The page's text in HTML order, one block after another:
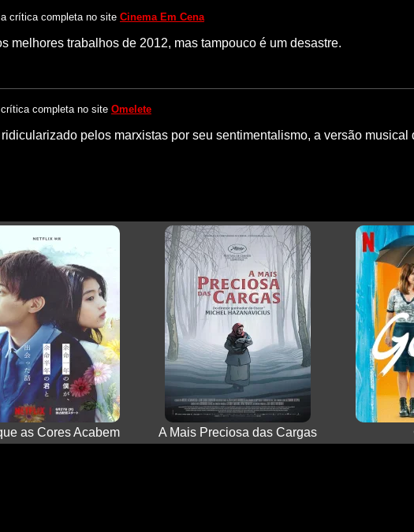
crítica completa no site Cinema Em Cena
melhores trabalhos de 2012, mas tampouco é um desastre.
completa no site Omelete
pelos marxistas por seu sentimentalismo, a versão
as Cores Acabem A Mais Preciosa das Cargas